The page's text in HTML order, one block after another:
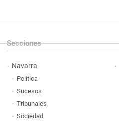
Secciones
Navarra
Política
Sucesos
Tribunales
Sociedad